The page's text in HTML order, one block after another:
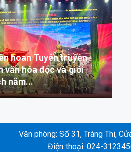
hoan Tuyên truyền
văn hóa đọc và giới
năm...
Văn phòng: Số 31, Tràng Thi,
Điện thoại: 024-